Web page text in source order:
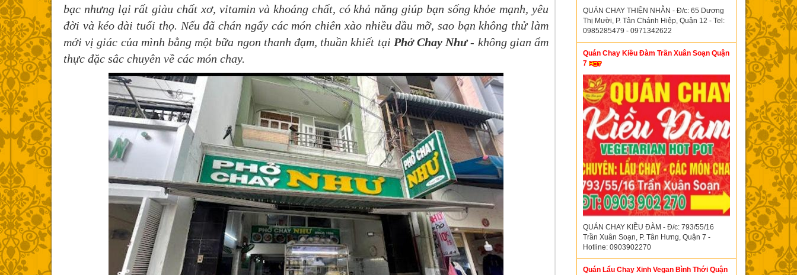
bạc nhưng lại rất giàu chất xơ, vitamin và khoáng chất, có khả năng giúp bạn sống khỏe mạnh, yêu
đời và kéo dài tuổi thọ. Nếu đã chán ngấy các món chiên xào nhiều dầu mỡ, sao bạn không thử làm
mới vị giác của mình bằng một bữa ngon thanh đạm, thuần khiết tại Phở Chay Như- không gian ẩm
thực đặc sắc chuyên về các món chay.
QUÁN CHAY THIỆN NHẪN - Đ/c: 65 Dương
Thị Mười, P. Tân Chánh Hiệp, Quận 12 - Tel:
0985285479 - 0971342622
Quán Chay Kiều Đàm Trần Xuân Soạn Quận
7
QUÁN CHAY KIỀU ĐÀM - Đ/c: 793/55/16
Trần Xuân Soạn, P. Tân Hưng, Quận 7 -
Hotline: 0903902270
Quán Lẩu Chay Xinh Vegan Bình Thới Quận